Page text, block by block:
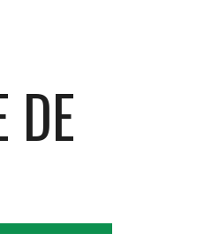
DE